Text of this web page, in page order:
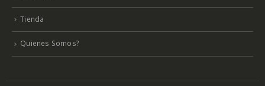
Tienda
Quienes Somos?